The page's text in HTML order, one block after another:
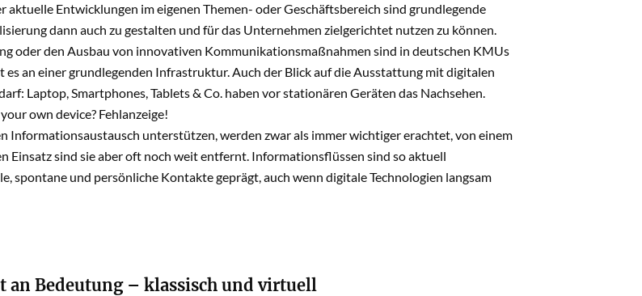
Entwicklungen im eigenen Themen- oder Geschäftsbereich sind grundlegende
dann auch zu gestalten und für das Unternehmen zielgerichtet nutzen zu können.
oder den Ausbau von innovativen Kommunikationsmaßnahmen sind in deutschen KMUs
es an einer grundlegenden Infrastruktur. Auch der Blick auf die Ausstattung mit digitalen
Laptop, Smartphones, Tablets & Co. haben vor stationären Geräten das Nachsehen.
own device? Fehlanzeige!
Informationsaustausch unterstützen, werden zwar als immer wichtiger erachtet, von einem
Einsatz sind sie aber oft noch weit entfernt. Informationsflüssen sind so aktuell
spontane und persönliche Kontakte geprägt, auch wenn digitale Technologien langsam
an Bedeutung – klassisch und virtuell